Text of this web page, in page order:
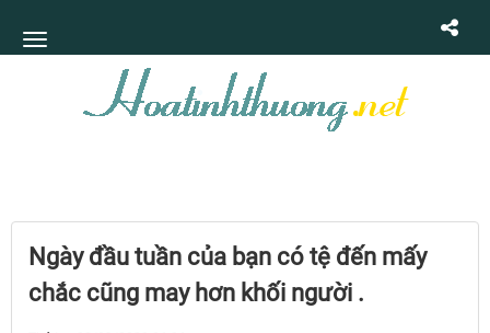
Ngày đầu tuần của bạn có tệ đến mấy
chắc cũng may hơn khối người .